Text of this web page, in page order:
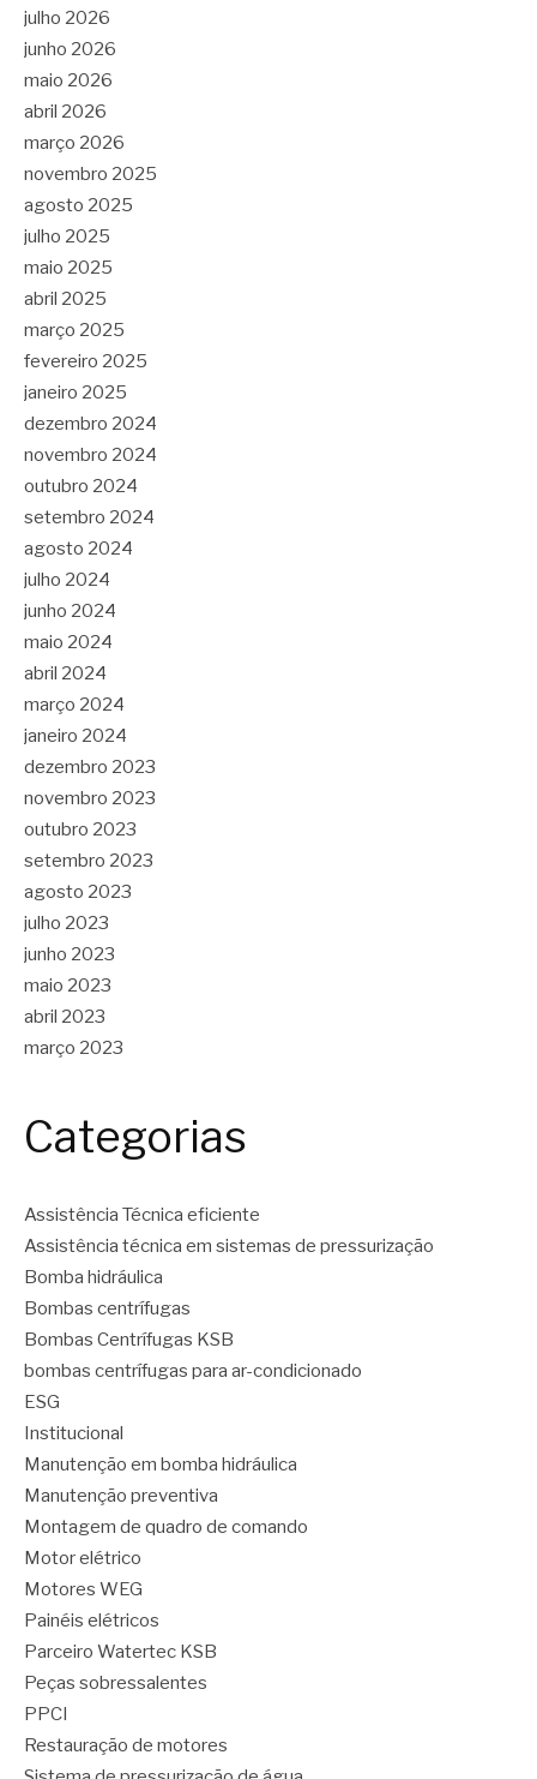
julho 2026
junho 2026
maio 2026
abril 2026
março 2026
novembro 2025
agosto 2025
julho 2025
maio 2025
abril 2025
março 2025
fevereiro 2025
janeiro 2025
dezembro 2024
novembro 2024
outubro 2024
setembro 2024
agosto 2024
julho 2024
junho 2024
maio 2024
abril 2024
março 2024
janeiro 2024
dezembro 2023
novembro 2023
outubro 2023
setembro 2023
agosto 2023
julho 2023
junho 2023
maio 2023
abril 2023
março 2023
Categorias
Assistência Técnica eficiente
Assistência técnica em sistemas de pressurização
Bomba hidráulica
Bombas centrífugas
Bombas Centrífugas KSB
bombas centrífugas para ar-condicionado
ESG
Institucional
Manutenção em bomba hidráulica
Manutenção preventiva
Montagem de quadro de comando
Motor elétrico
Motores WEG
Painéis elétricos
Parceiro Watertec KSB
Peças sobressalentes
PPCI
Restauração de motores